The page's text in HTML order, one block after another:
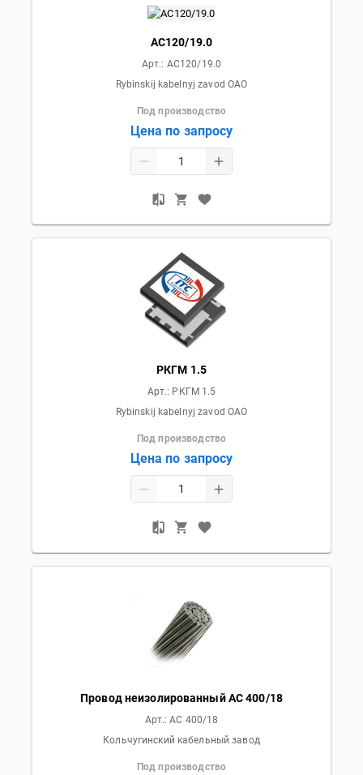
АС120/19.0
Арт.: АС120/19.0
Rybinskij kabelnyj zavod OAO
Под производство
Цена по запросу
РКГМ 1.5
Арт.: РКГМ 1.5
Rybinskij kabelnyj zavod OAO
Под производство
Цена по запросу
Провод неизолированный АС 400/18
Арт.:АС 400/18
Кольчугинский кабельный завод
Под производство